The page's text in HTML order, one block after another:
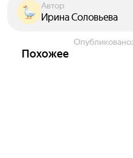
Автор
Ирина Соловьева
Опубликовано:
Похожее